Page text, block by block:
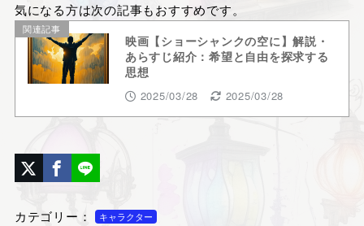
気になる方は次の記事もおすすめです。
関連記事
映画【ショーシャンクの空に】解説・
あらすじ紹介：希望と自由を探求する
思想
2025/03/28 2025/03/28
カテゴリー： キャラクター